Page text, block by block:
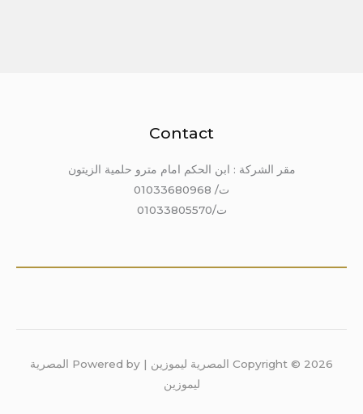
Contact
مقر الشركة : ابن الحكم امام مترو حلمية الزيتون
ت/ 01033680968
ت/01033805570
Copyright © 2026 المصرية ليموزين | Powered by المصرية
ليموزين